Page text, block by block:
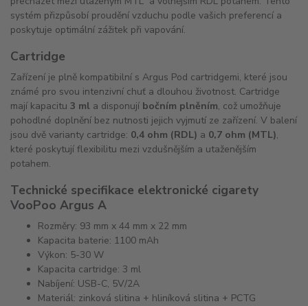
systém přizpůsobí proudění vzduchu podle vašich preferencí a
poskytuje optimální zážitek při vapování.
Cartridge
Zařízení je plně kompatibilní s Argus Pod cartridgemi, které jsou
známé pro svou intenzivní chuť a dlouhou životnost. Cartridge
mají kapacitu 3 ml a disponují bočním plněním, což umožňuje
pohodlné doplnění bez nutnosti jejich vyjmutí ze zařízení. V balení
jsou dvě varianty cartridge: 0,4 ohm (RDL) a 0,7 ohm (MTL),
které poskytují flexibilitu mezi vzdušnějším a utaženějším
potahem.
Technické specifikace elektronické cigarety
VooPoo Argus A
Rozměry: 93 mm x 44 mm x 22 mm
Kapacita baterie: 1100 mAh
Výkon: 5-30 W
Kapacita cartridge: 3 ml
Nabíjení: USB-C, 5V/2A
Materiál: zinková slitina + hliníková slitina + PCTG